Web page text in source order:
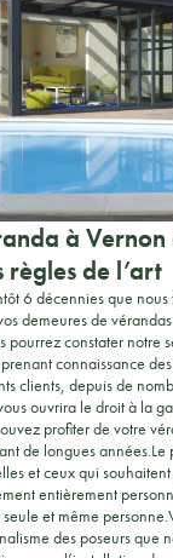
à Vernon
règles de l’art
6 décennies que nous
demeures de
pourrez constater notre
connaissance
clients, depuis de
ouvrira le droit à la
profiter de votre
de longues années.Le
et ceux qui souhaitent
entièrement
et même
des poseurs que